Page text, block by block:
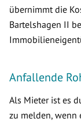
übernimmt die
Bartelshagen II
Anfallende
Als Mieter ist es
zu melden, wenn